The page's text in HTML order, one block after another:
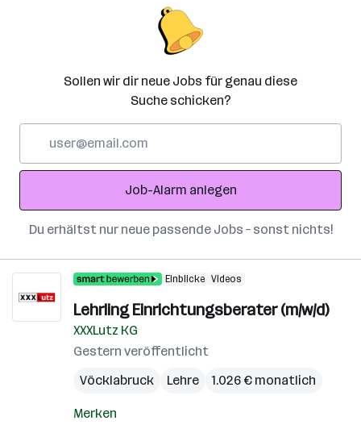
Sollen wir dir neue Jobs für genau diese
Suche schicken?
Adresse
Job-Alarm anlegen
Du erhältst nur neue passende Jobs – sonst nichts!
Einblicke Videos
Lehrling Einrichtungsberater (m/w/d)
XXXLutz KG
Gestern veröffentlicht
Vöcklabruck
Lehre 1.026 € monatlich
Merken